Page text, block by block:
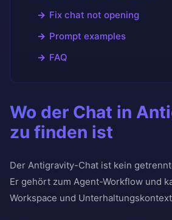
Fix chat not opening
Prompt examples
FAQ
Wo der Chat in
zu finden ist
Der Antigravity-Chat ist kein
Er gehört zum Agent-Workflow und
Workspace und